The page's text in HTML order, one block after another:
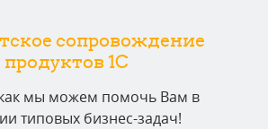
сопровождение
продуктов 1C
мы можем помочь Вам в
типовых бизнес-задач!